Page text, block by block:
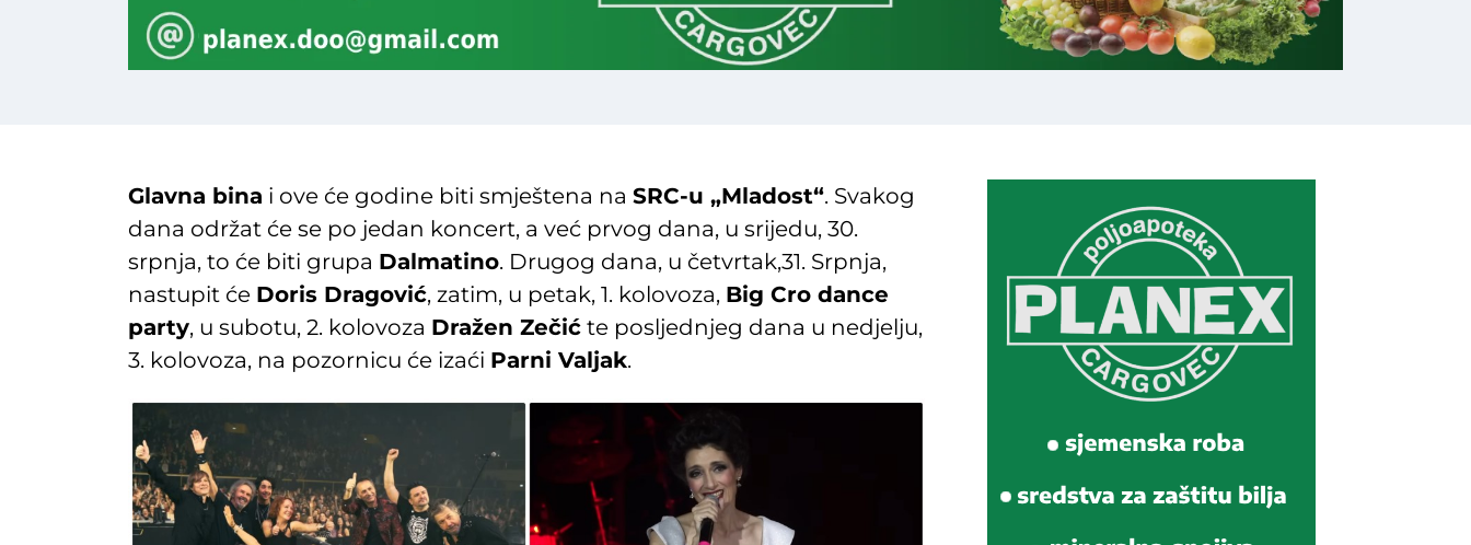
Glavna bina i ove će godine biti smještena na SRC-u „Mladost“. Svakog
dana održat će se po jedan koncert, a već prvog dana, u srijedu, 30.
srpnja, to će biti grupa Dalmatino. Drugog dana, u četvrtak,31. Srpnja,
nastupit će Doris Dragović, zatim, u petak, 1. kolovoza, Big Cro dance
party, u subotu, 2. kolovoza Dražen Zečić te posljednjeg dana u nedjelju,
3. kolovoza, na pozornicu će izaći Parni Valjak.